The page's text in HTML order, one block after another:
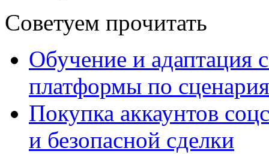
Советуем прочитать
Обучение и адаптация
платформы по
Покупка аккаунтов
и безопасной сделки